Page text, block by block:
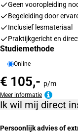
Geen vooropleiding
Begeleiding door
Inclusief lesmateriaal
Praktijkgericht en
Studiemethode
Online
€ 105,- p/m
Meer informatie
Ik
Persoonlijk advies of